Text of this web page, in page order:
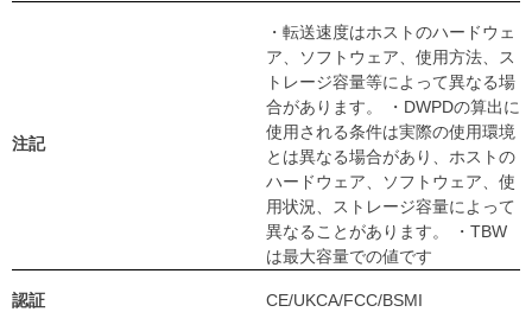
注記
・転送速度はホストのハードウェ
ア、ソフトウェア、使用方法、ス
トレージ容量等によって異なる場
合があります。 ・DWPDの算出に
使用される条件は実際の使用環境
とは異なる場合があり、ホストの
ハードウェア、ソフトウェア、使
用状況、ストレージ容量によって
異なることがあります。 ・TBW
は最大容量での値です
認証 CE/UKCA/FCC/BSMI